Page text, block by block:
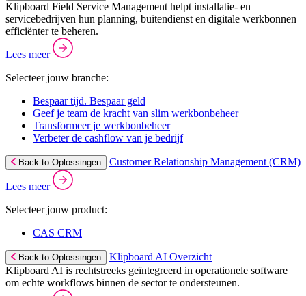
Klipboard Field Service Management helpt installatie- en
servicebedrijven hun planning, buitendienst en digitale werkbonnen
efficiënter te beheren.
Lees meer
Selecteer jouw branche:
Bespaar tijd. Bespaar geld
Geef je team de kracht van slim werkbonbeheer
Transformeer je werkbonbeheer
Verbeter de cashflow van je bedrijf
Back to Oplossingen Customer Relationship Management (CRM)
Lees meer
Selecteer jouw product:
CAS CRM
Back to Oplossingen
Klipboard AI Overzicht
Klipboard AI is rechtstreeks geïntegreerd in operationele software
om echte workflows binnen de sector te ondersteunen.